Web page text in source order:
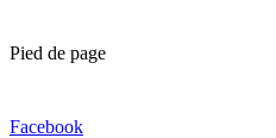
Pied de page
Facebook